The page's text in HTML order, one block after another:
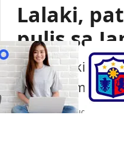
Lalaki,
pulis sa
Isang lalaki ang
ng paggamit ng
Portal Japan•August 6, 2026